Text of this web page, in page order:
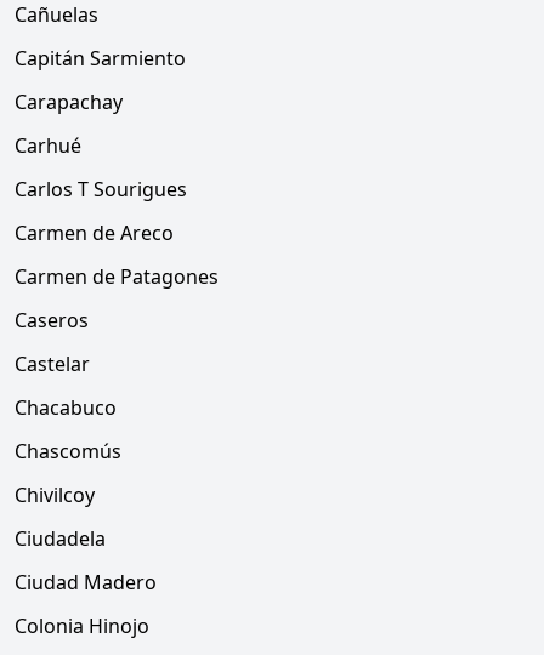
Cañuelas
Capitán Sarmiento
Carapachay
Carhué
Carlos T Sourigues
Carmen de Areco
Carmen de Patagones
Caseros
Castelar
Chacabuco
Chascomús
Chivilcoy
Ciudadela
Ciudad Madero
Colonia Hinojo